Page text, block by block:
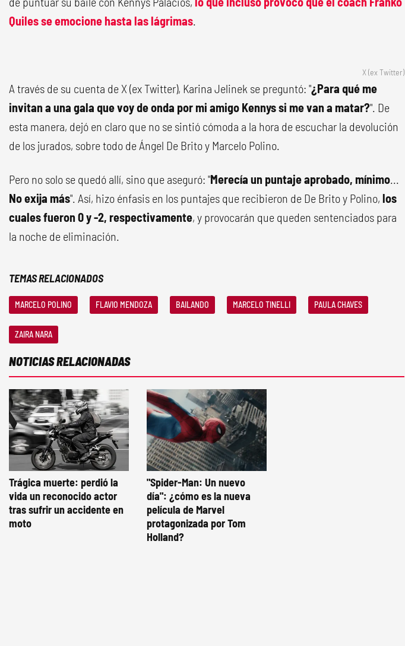
Quiles se emocione hasta las lágrimas.
X (ex Twitter)
A través de su cuenta de X (ex Twitter), Karina Jelinek se preguntó: "¿Para qué me
invitan a una gala que voy de onda por mi amigo Kennys si me van a matar?". De
esta manera, dejó en claro que no se sintió cómoda a la hora de escuchar la devolución
de los jurados, sobre todo de Ángel De Brito y Marcelo Polino.
Pero no solo se quedó allí, sino que aseguró: "Merecía un puntaje aprobado, mínimo...
No exija más". Así, hizo énfasis en los puntajes que recibieron de De Brito y Polino, los
cuales fueron 0 y -2, respectivamente, y provocarán que queden sentenciados para
la noche de eliminación.
TEMAS RELACIONADOS
MARCELO POLINO FLAVIO MENDOZA BAILANDO MARCELO TINELLI PAULA CHAVES
ZAIRA NARA
NOTICIAS RELACIONADAS
Trágica muerte: perdió la
vida un reconocido actor
tras sufrir un accidente en
moto
"Spider-Man: Un nuevo
día": ¿cómo es la nueva
película de Marvel
protagonizada por Tom
Holland?